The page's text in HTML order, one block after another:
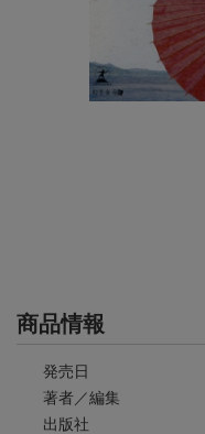
商品情報
発売日
著者／編集
出版社